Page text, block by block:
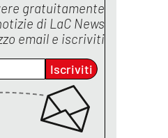
gratuitamente
di LaC News
email e iscriviti
Iscriviti